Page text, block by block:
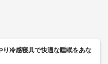
り冷感寝具で快適な睡眠をあな